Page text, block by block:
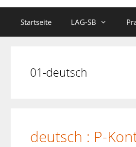
Startseite LAG-SB
01-deutsch
deutsch : P-